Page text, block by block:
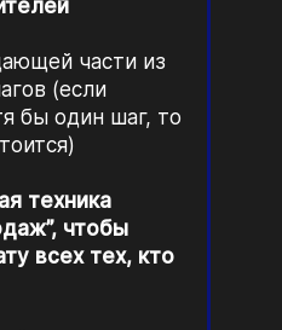
части из
(если
бы один шаг, то
техника
чтобы
всех тех, кто